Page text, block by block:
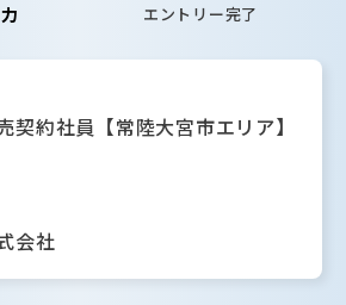
エントリー完了
契約社員【常陸大宮市エリア】
会社